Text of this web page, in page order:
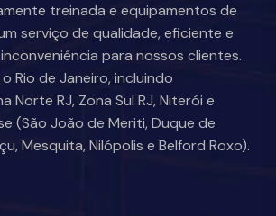
treinada e equipamentos de
serviço de qualidade, eficiente e
para nossos clientes.
Rio de Janeiro, incluindo
Norte RJ, Zona Sul RJ, Niterói e
(São João de Meriti, Duque de
Mesquita, Nilópolis e Belford Roxo).